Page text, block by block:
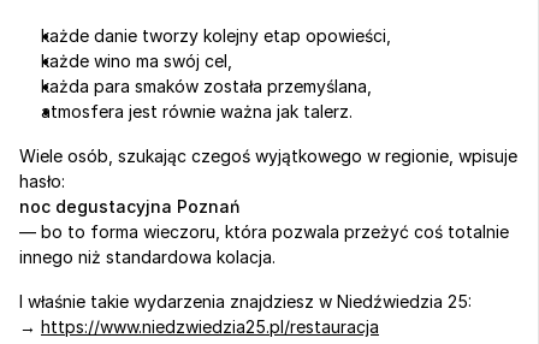
każde danie tworzy kolejny etap opowieści,
każde wino ma swój cel,
każda para smaków została przemyślana,
atmosfera jest równie ważna jak talerz.
Wiele osób, szukając czegoś wyjątkowego w regionie, wpisuje
hasło:
noc degustacyjna Poznań
— bo to forma wieczoru, która pozwala przeżyć coś totalnie
innego niż standardowa kolacja.
I właśnie takie wydarzenia znajdziesz w Niedźwiedzia 25:
→ https://www.niedzwiedzia25.pl/restauracja